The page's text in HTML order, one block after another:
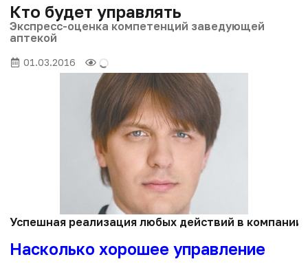
Кто будет управлять
Экспресс-оценка компетенций заведующей
аптекой
01.03.2016
Успешная реализация любых действий в компании
Насколько хорошее управление